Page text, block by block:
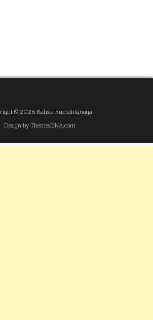
© 2026 Rahsia Rumahtangga
Design by ThemesDNA.com